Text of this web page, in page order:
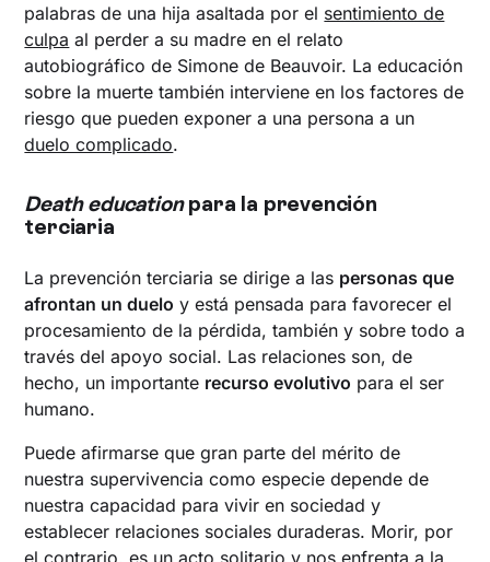
palabras de una hija asaltada por el sentimiento de
culpa al perder a su madre en el relato
autobiográfico de Simone de Beauvoir. La educación
sobre la muerte también interviene en los factores de
riesgo que pueden exponer a una persona a un
duelo complicado.
Death educationpara la prevención
terciaria
La prevención terciaria se dirige a las personas que
afrontan un duelo y está pensada para favorecer el
procesamiento de la pérdida, también y sobre todo a
través del apoyo social. Las relaciones son, de
hecho, un importante recurso evolutivo para el ser
humano.
Puede afirmarse que gran parte del mérito de
nuestra supervivencia como especie depende de
nuestra capacidad para vivir en sociedad y
establecer relaciones sociales duraderas. Morir, por
el contrario, es un acto solitario y nos enfrenta a la